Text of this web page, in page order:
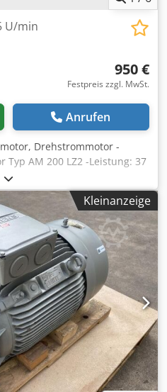
U/min
950 €
Festpreis zzgl. MwSt.
Anrufen
Drehstrommotor -
Typ AM 200 LZ2 -Leistung: 37
Ø 55 x 110 mm -
Apterf -Abmessungen:
kg
Kleinanzeige